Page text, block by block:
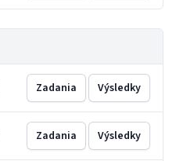
Zadania Výsledky
Zadania Výsledky